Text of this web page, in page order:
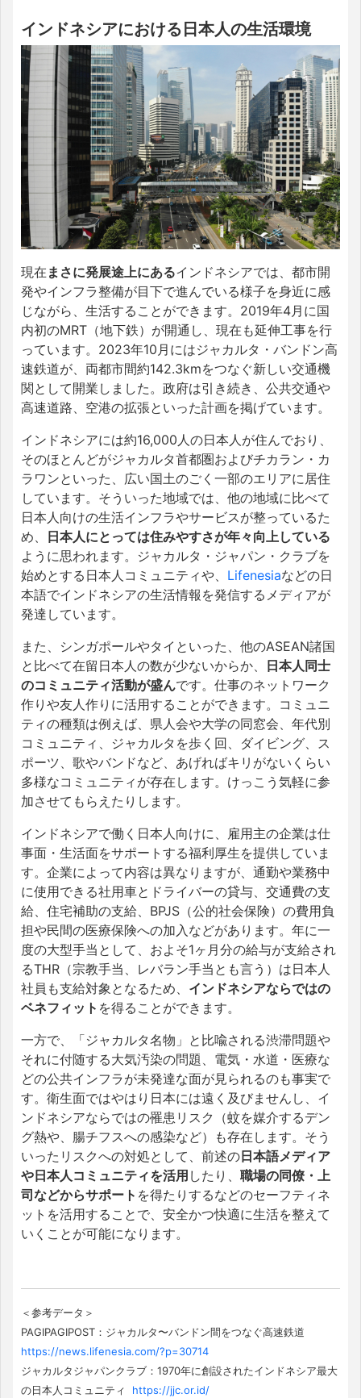
インドネシアにおける日本人の生活環境
現在 まさに発展途上にあるインドネシアでは、都市開
発やインフラ整備が目下で進んでいる様子を身近に感
じながら、生活することができます。 2019年4月に国
内初のMRT（地下鉄）が開通し、現在も延伸工事を行
っています。 2023年10月にはジャカルタ・バンドン高
速鉄道が、両都市間約142.3kmをつなぐ新しい交通機
関として開業しました。政府は引き続き、公共交通や
高速道路、空港の拡張といった計画を掲げています。
インドネシアには約16,000人の日本人が住んでおり、
そのほとんどがジャカルタ首都圏およびチカラン・カ
ラワンといった、広い国土のごく一部のエリアに居住
しています。そういった地域では、他の地域に比べて
日本人向けの生活インフラやサービスが整っているた
め、
日本人にとっては住みやすさが年々向上している
ように思われます。 ジャカルタ・ジャパン・クラブを
始めとする日本人コミュニティや、 Lifenesiaなどの日
本語でインドネシアの生活情報を発信するメディアが
発達しています。
また、シンガポールやタイといった、他のASEAN諸国
と比べて在留日本人の数が少ないからか、
日本人同士
のコミュニティ活動が盛んです。仕事のネットワーク
作りや友人作りに活用することができます。コミュニ
ティの種類は例えば、県人会や大学の同窓会、年代別
コミュニティ、ジャカルタを歩く回、ダイビング、ス
ポーツ、歌やバンドなど、あげればキリがないくらい
多様なコミュニティが存在します。けっこう気軽に参
加させてもらえたりします。
インドネシアで働く日本人向けに、雇用主の企業は仕
事面・生活面をサポートする福利厚生を提供していま
す。企業によって内容は異なりますが、通勤や業務中
に使用できる社用車とドライバーの貸与、交通費の支
給、住宅補助の支給、BPJS（公的社会保険）の費用負
担や民間の医療保険への加入などがあります。年に一
度の大型手当として、およそ1ヶ月分の給与が支給され
るTHR（宗教手当、レバラン手当とも言う）は日本人
社員も支給対象となるため、 インドネシアならではの
ベネフィット を得ることができます。
一方で、「ジャカルタ名物」と比喩される渋滞問題や
それに付随する大気汚染の問題、電気・水道・医療な
どの公共インフラが未発達な面が見られるのも事実で
す。 衛生面ではやはり日本には遠く及びませんし、イ
ンドネシアならではの罹患リスク（蚊を媒介するデン
グ熱や、腸チフスへの感染など）も存在します。 そう
いったリスクへの対処として、前述の日本語メディア
や日本人コミュニティを活用 したり、 職場の同僚・上
司などからサポート を得たりするなどのセーフティネ
ットを活用することで、安全かつ快適に生活を整えて
いくことが可能になります。
＜参考データ＞
PAGIPAGIPOST：ジャカルタ〜バンドン間をつなぐ高速鉄道
https://news.lifenesia.com/?p=30714
ジャカルタジャパンクラブ：1970年に創設されたインドネシア最大
の日本人コミュニティ https://jjc.or.id/